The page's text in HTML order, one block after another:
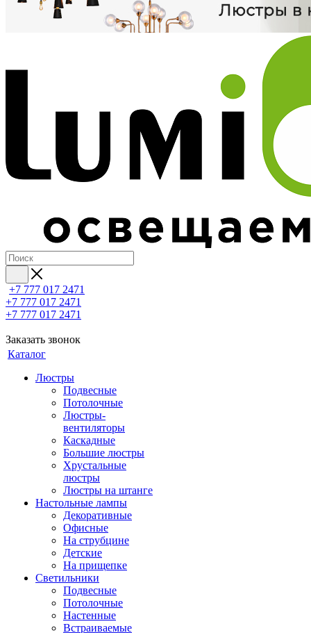
+7 777 017 2471
+7 777 017 2471
+7 777 017 2471
Заказать звонок
Каталог
Люстры
Подвесные
Потолочные
Люстры-
вентиляторы
Каскадные
Большие люстры
Хрустальные
люстры
Люстры на штанге
Настольные лампы
Декоративные
Офисные
На струбцине
Детские
На прищепке
Светильники
Подвесные
Потолочные
Настенные
Встраиваемые